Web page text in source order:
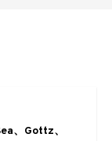
、Gottz、